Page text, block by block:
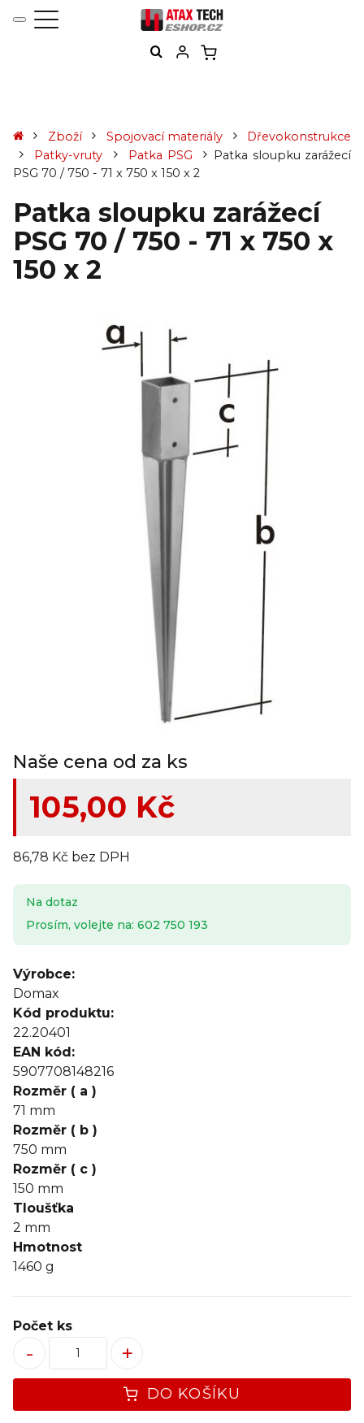
Zboží Spojovací materiály
Dřevokonstrukce
Patky-vruty
Patka PSG
Patka sloupku zarážecí
PSG 70 / 750 - 71 x 750 x 150 x 2
Patka sloupku zarážecí
PSG 70 / 750 - 71 x 750 x
150 x 2
Naše cena od za ks
105,00 Kč
86,78 Kč bez DPH
Na dotaz
Prosím, volejte na: 602 750 193
Výrobce:
Domax
Kód produktu:
22.20401
EAN kód:
5907708148216
Rozměr ( a )
71 mm
Rozměr ( b )
750 mm
Rozměr ( c )
150 mm
Tloušťka
2 mm
Hmotnost
1460 g
DO KOŠÍKU
Počet ks
+
-